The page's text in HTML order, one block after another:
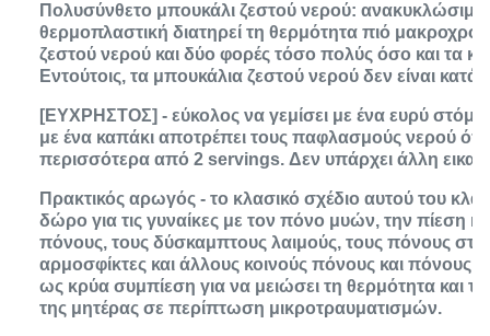
Πολυσύνθετο μπουκάλι ζεστού νερού:
θερμοπλαστική διατηρεί τη θερμότητα πιό
ζεστού νερού και δύο φορές τόσο πολύς όσο και τα
Εντούτοις, τα μπουκάλια ζεστού νερού δεν είναι
[ΕΥΧΡΗΣΤΟΣ] - εύκολος να γεμίσει με ένα ευρύ στόμα,
με ένα καπάκι αποτρέπει τους παφλασμούς νερού
περισσότερα από 2 servings. Δεν υπάρχει άλλη
Πρακτικός αρωγός - το κλασικό σχέδιο αυτού του
δώρο για τις γυναίκες με τον πόνο μυών, την πίεση
πόνους, τους δύσκαμπτους λαιμούς, τους πόνους
αρμοσφίκτες και άλλους κοινούς πόνους και πόνους,
ως κρύα συμπίεση για να μειώσει τη θερμότητα και
της μητέρας σε περίπτωση μικροτραυματισμών.